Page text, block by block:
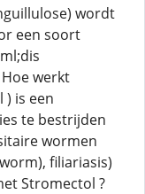
wordt
een soort
werkt
is een
te bestrijden
wormen
filiariasis)
Stromectol ?